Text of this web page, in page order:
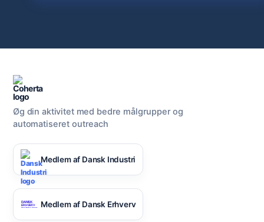
Øg din aktivitet med bedre målgrupper og
automatiseret outreach
Medlem af Dansk Industri
Medlem af Dansk Erhverv